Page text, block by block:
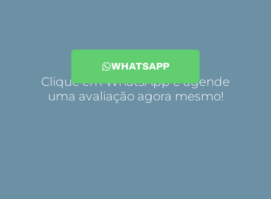
Clique em WhatsApp e agende
uma avaliação agora mesmo!
WHATSAPP